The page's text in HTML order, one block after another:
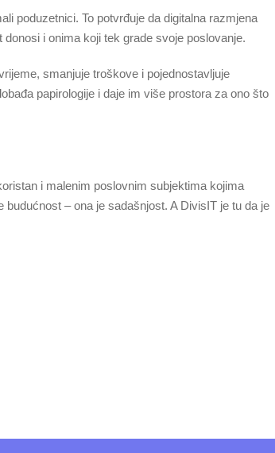
poduzetnici. To potvrđuje da digitalna razmjena
i onima koji tek grade svoje poslovanje.
smanjuje troškove i pojednostavljuje
papirologije i daje im više prostora za ono što
i malenim poslovnim subjektima kojima
– ona je sadašnjost. A DivisIT je tu da je